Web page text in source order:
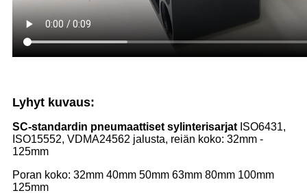
Lyhyt kuvaus:
SC-standardin pneumaattiset sylinterisarjat ISO6431,
ISO15552, VDMA24562 jalusta, reiän koko: 32mm -
125mm
Poran koko: 32mm 40mm 50mm 63mm 80mm 100mm
125mm